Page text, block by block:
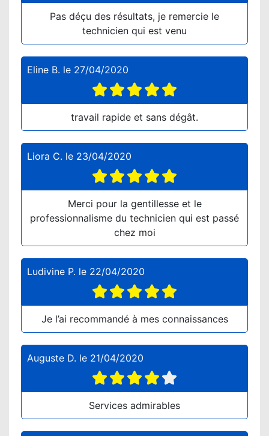
Pas déçu des résultats, je remercie le
technicien qui est venu
Eline B. le 27/04/2020
travail rapide et sans dégât.
Liora C. le 23/04/2020
Merci pour la gentillesse et le
professionnalisme du technicien qui est passé
chez moi
Ludivine P. le 22/04/2020
Je l’ai recommandé à mes connaissances
Auguste D. le 21/04/2020
Services admirables